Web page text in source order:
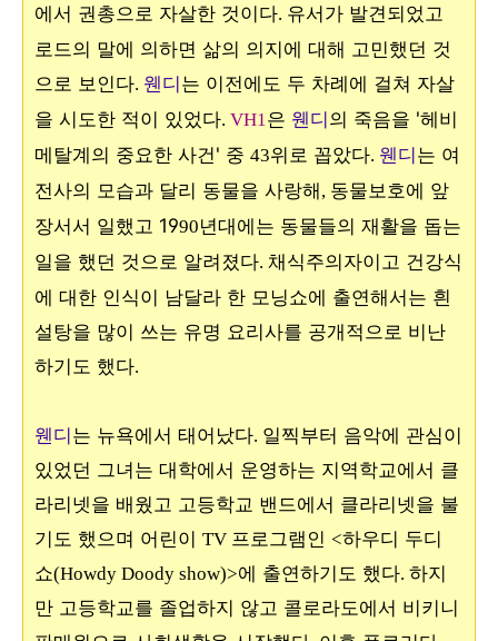
에서 권총으로 자살한 것이다. 유서가 발견되었고
로드의 말에 의하면 삶의 의지에 대해 고민했던 것
으로 보인다. 웬디는 이전에도 두 차례에 걸쳐 자살
을 시도한 적이 있었다. VH1은 웬디의 죽음을 '헤비
메탈계의 중요한 사건' 중 43위로 꼽았다. 웬디는 여
전사의 모습과 달리 동물을 사랑해, 동물보호에 앞
장서서 일했고 1990년대에는 동물들의 재활을 돕는
일을 했던 것으로 알려졌다. 채식주의자이고 건강식
에 대한 인식이 남달라 한 모닝쇼에 출연해서는 흰
설탕을 많이 쓰는 유명 요리사를 공개적으로 비난
하기도 했다.
웬디는 뉴욕에서 태어났다. 일찍부터 음악에 관심이
있었던 그녀는 대학에서 운영하는 지역학교에서 클
라리넷을 배웠고 고등학교 밴드에서 클라리넷을 불
기도 했으며 어린이 TV 프로그램인 <하우디 두디
쇼(Howdy Doody show)>에 출연하기도 했다. 하지
만 고등학교를 졸업하지 않고 콜로라도에서 비키니